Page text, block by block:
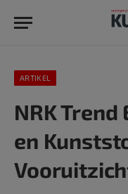
ARTIKEL
NRK
en